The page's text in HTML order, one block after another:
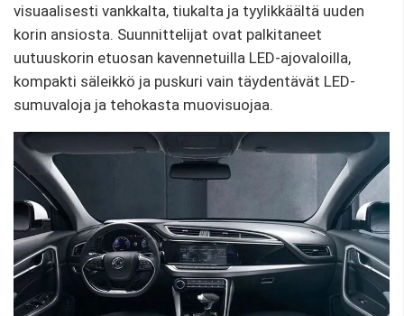
visuaalisesti vankkalta, tiukalta ja tyylikkäältä uuden
korin ansiosta. Suunnittelijat ovat palkitaneet
uutuuskorin etuosan kavennetuilla LED-ajovaloilla,
kompakti säleikkö ja puskuri vain täydentävät LED-
sumuvaloja ja tehokasta muovisuojaa.